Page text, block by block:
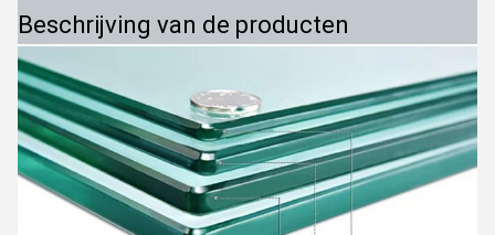
Beschrijving van de producten